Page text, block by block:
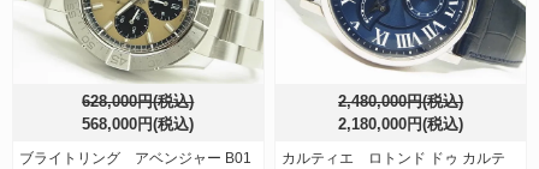
628,000円(税込)
568,000円(税込)
ブライトリング アベンジャー B01
2,480,000円(税込)
2,180,000円(税込)
カルティエ ロトンド ドゥ カルテ